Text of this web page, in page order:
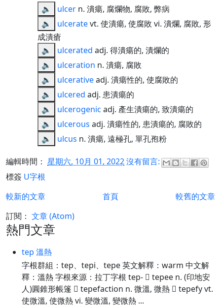
🔈 ulcer n. 潰瘍, 腐爛物, 腐敗, 弊病
🔈
ulceratevt. 使潰瘍, 使腐敗 vi. 潰爛, 腐敗, 形
成潰瘡
🔈
ulcerated adj. 得潰瘍的, 潰爛的
🔈
ulceration n. 潰瘍, 腐敗
🔈
ulcerativeadj. 潰瘍性的, 使腐敗的
🔈
ulcered adj. 患潰瘍的
🔈
ulcerogenic adj. 產生潰瘍的, 致潰瘍的
🔈
ulcerous adj. 潰瘍性的, 患潰瘍的, 腐敗的
🔈
ulcus n. 潰瘍, 遠極孔, 單孔孢粉
編輯時間： 星期六, 10月 01, 2022沒有留言:
標簽 U字根
較新的文章
較舊的文章
首頁
訂閱： 文章 (Atom)
熱門文章
tep 溫熱
字根群組：tep、tepi、tepe 英文解釋：warm 中文解
釋：溫熱 字根來源：拉丁字根 tep-  tepee n. (印地安
人)圓錐形帳篷  tepefaction n. 微溫, 微熱  tepefy vt.
使微溫, 使微熱 vi. 變微溫, 變微熱 ...